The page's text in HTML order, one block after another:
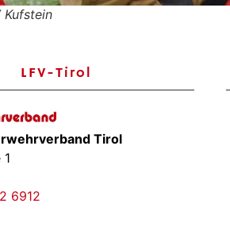
Kufstein
LFV-Tirol
Tirol
6912